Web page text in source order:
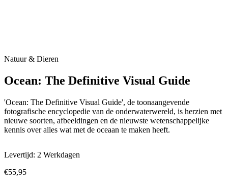
Natuur & Dieren
Ocean: The Definitive Visual Guide
'Ocean: The Definitive Visual Guide', de toonaangevende
fotografische encyclopedie van de onderwaterwereld, is herzien met
nieuwe soorten, afbeeldingen en de nieuwste wetenschappelijke
kennis over alles wat met de oceaan te maken heeft.
Levertijd: 2 Werkdagen
€55,95